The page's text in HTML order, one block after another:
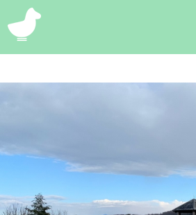
Suchen
App
Blog